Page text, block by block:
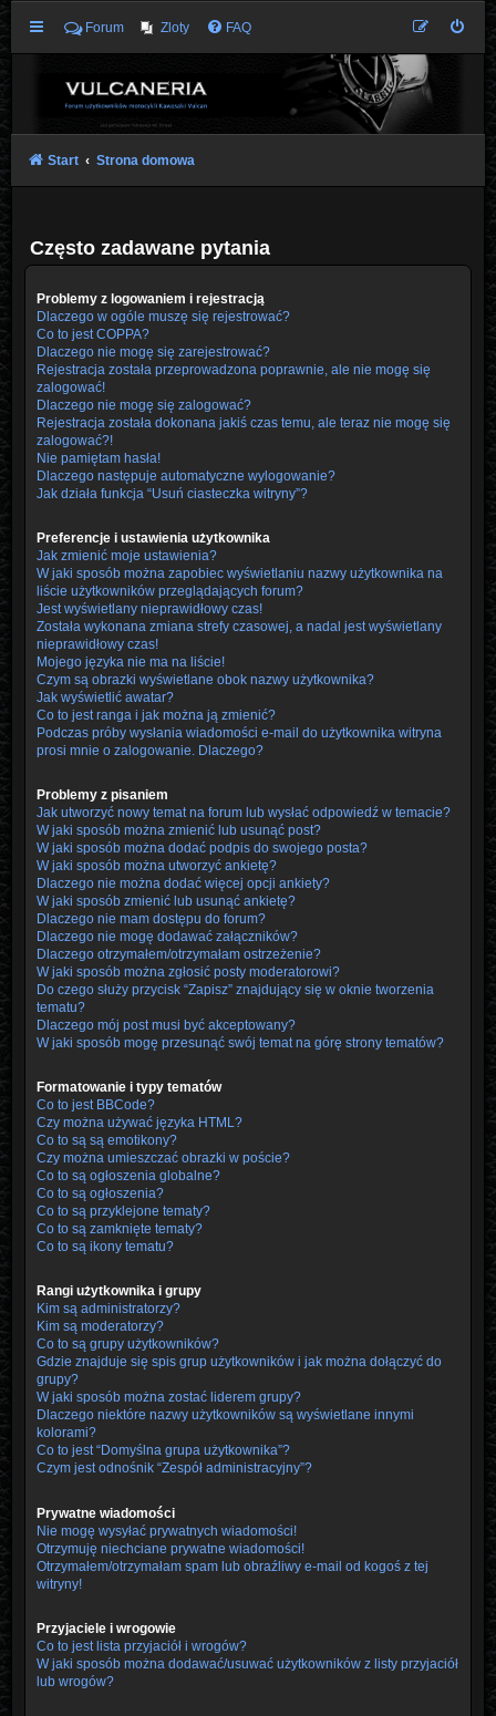
Forum Zloty FAQ
Start Strona domowa
Często zadawane pytania
Problemy z logowaniem i rejestracją
Dlaczego w ogóle muszę się rejestrować?
Co to jest COPPA?
Dlaczego nie mogę się zarejestrować?
Rejestracja została przeprowadzona poprawnie, ale nie mogę się
zalogować!
Dlaczego nie mogę się zalogować?
Rejestracja została dokonana jakiś czas temu, ale teraz nie mogę się
zalogować?!
Nie pamiętam hasła!
Dlaczego następuje automatyczne wylogowanie?
Jak działa funkcja “Usuń ciasteczka witryny”?
Preferencje i ustawienia użytkownika
Jak zmienić moje ustawienia?
W jaki sposób można zapobiec wyświetlaniu nazwy użytkownika na
liście użytkowników przeglądających forum?
Jest wyświetlany nieprawidłowy czas!
Została wykonana zmiana strefy czasowej, a nadal jest wyświetlany
nieprawidłowy czas!
Mojego języka nie ma na liście!
Czym są obrazki wyświetlane obok nazwy użytkownika?
Jak wyświetlić awatar?
Co to jest ranga i jak można ją zmienić?
Podczas próby wysłania wiadomości e-mail do użytkownika witryna
prosi mnie o zalogowanie. Dlaczego?
Problemy z pisaniem
Jak utworzyć nowy temat na forum lub wysłać odpowiedź w temacie?
W jaki sposób można zmienić lub usunąć post?
W jaki sposób można dodać podpis do swojego posta?
W jaki sposób można utworzyć ankietę?
Dlaczego nie można dodać więcej opcji ankiety?
W jaki sposób zmienić lub usunąć ankietę?
Dlaczego nie mam dostępu do forum?
Dlaczego nie mogę dodawać załączników?
Dlaczego otrzymałem/otrzymałam ostrzeżenie?
W jaki sposób można zgłosić posty moderatorowi?
Do czego służy przycisk “Zapisz” znajdujący się w oknie tworzenia
tematu?
Dlaczego mój post musi być akceptowany?
W jaki sposób mogę przesunąć swój temat na górę strony tematów?
Formatowanie i typy tematów
Co to jest BBCode?
Czy można używać języka HTML?
Co to są są emotikony?
Czy można umieszczać obrazki w poście?
Co to są ogłoszenia globalne?
Co to są ogłoszenia?
Co to są przyklejone tematy?
Co to są zamknięte tematy?
Co to są ikony tematu?
Rangi użytkownika i grupy
Kim są administratorzy?
Kim są moderatorzy?
Co to są grupy użytkowników?
Gdzie znajduje się spis grup użytkowników i jak można dołączyć do
grupy?
W jaki sposób można zostać liderem grupy?
Dlaczego niektóre nazwy użytkowników są wyświetlane innymi
kolorami?
Co to jest “Domyślna grupa użytkownika”?
Czym jest odnośnik “Zespół administracyjny”?
Prywatne wiadomości
Nie mogę wysyłać prywatnych wiadomości!
Otrzymuję niechciane prywatne wiadomości!
Otrzymałem/otrzymałam spam lub obraźliwy e-mail od kogoś z tej
witryny!
Przyjaciele i wrogowie
Co to jest lista przyjaciół i wrogów?
W jaki sposób można dodawać/usuwać użytkowników z listy przyjaciół
lub wrogów?